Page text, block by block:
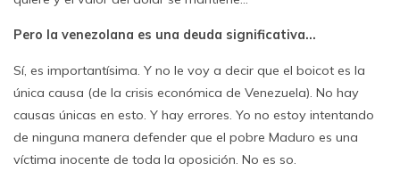
Pero la venezolana es una deuda significativa…
Sí, es importantísima. Y no le voy a decir que el boicot es la
única causa (de la crisis económica de Venezuela). No hay
causas únicas en esto. Y hay errores. Yo no estoy intentando
de ninguna manera defender que el pobre Maduro es una
víctima inocente de toda la oposición. No es so.